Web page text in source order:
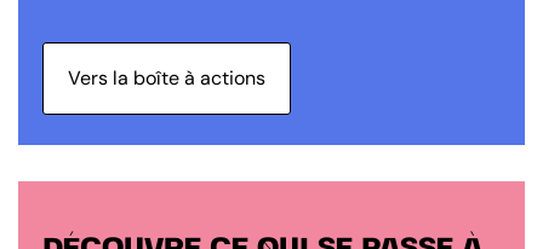
Vers la boîte à actions